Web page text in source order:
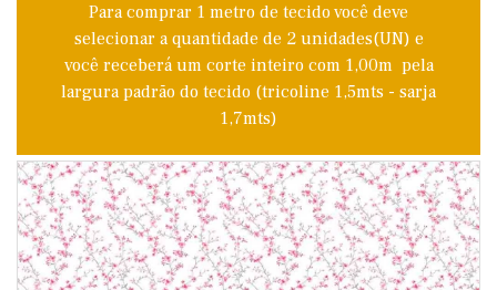
Para comprar 1 metro de tecido você deve
selecionar a quantidade de 2 unidades(UN) e
você receberá um corte inteiro com 1,00m pela
largura padrão do tecido (tricoline 1,5mts - sarja
1,7mts)